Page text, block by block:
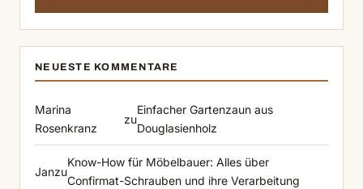
NEUESTE KOMMENTARE
Marina
Rosenkranz
zu
Einfacher Gartenzaun aus
Douglasienholz
Janzu
Know-How für Möbelbauer: Alles über
Confirmat-Schrauben und ihre Verarbeitung